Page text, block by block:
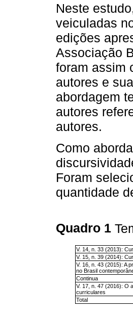
Neste
veiculadas
edições
Associação
foram assim
autores e
abordagem
autores
autores.
Como
Foram
quantidade
Quadro 1
V. 14, n. 33 (2013):
V. 15, n. 39 (2014):
V. 16, n. 43 (2015): A
no Brasil
Continua
V. 17, n. 47 (2016): O
curriculares
Total